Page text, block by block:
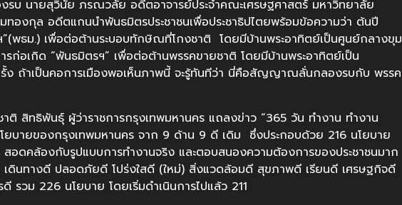
นายสุวินัย ภรณวลัย อดีตอาจารย์ประจำคณะเศรษฐศาสตร์ มหาวิทยาลัย
องกุล อดีตแกนนำพันธมิตรประชาชนเพื่อประชาธิปไตยพร้อมข้อความว่า ต้นปี
พธม.) เพื่อต่อต้านระบอบทักษิณที่โกงชาติ โดยมีบ้านพระอาทิตย์เป็นศูนย์กลางขุม
ก่อเกิด “พันธมิตรฯ” เพื่อต่อต้านพรรคขายชาติ โดยมีบ้านพระอาทิตย์เป็น
ถ้าเป็นคอการเมืองพอเห็นภาพนี้ จะรู้ทันทีว่า นี่คือสัญญาณลั่นกลองรบกับ พรรค
ติ สิทธิพันธุ์ ผู้ว่าราชการกรุงเทพมหานคร แถลงข่าว “365 วัน ทำงาน ทำงาน
ยบายของกรุงเทพมหานคร จาก 9 ด้าน 9 ดี เดิม ซึ่งประกอบด้วย 216 นโยบาย
สอดคล้องกับรูปแบบการทำงานจริง และตอบสนองความต้องการของประชาชนมาก
ดินทางดี ปลอดภัยดี โปร่งใสดี (ใหม่) สิ่งแวดล้อมดี สุขภาพดี เรียนดี เศรษฐกิจดี
รวม 226 นโยบาย โดยเริ่มดำเนินการไปแล้ว 211